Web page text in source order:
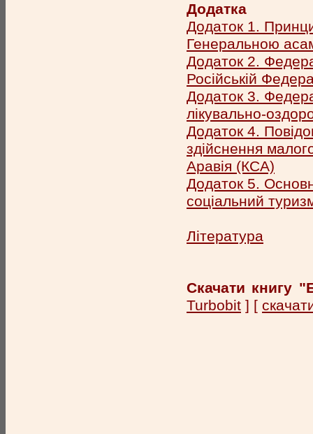
Додатка
Додаток 1.
Генеральною
Додаток 2.
Російській
Додаток 3.
лікувально-
Додаток 4.
здійснення
Аравія (КСА)
Додаток 5.
соціальний
Література
Скачати книгу
Turbobit ] [